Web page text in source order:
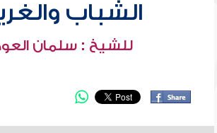
الشباب
للشيخ : سلمان